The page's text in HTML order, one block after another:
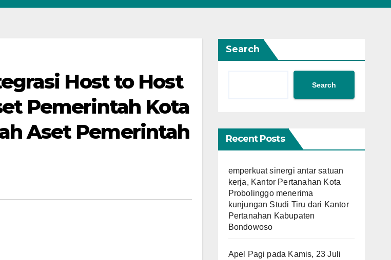
Host to Host
Pemerintah Kota
Aset Pemerintah
Search
Search
Recent Posts
emperkuat sinergi antar satuan
kerja, Kantor Pertanahan Kota
Probolinggo menerima
kunjungan Studi Tiru dari Kantor
Pertanahan Kabupaten
Bondowoso
Apel Pagi pada Kamis, 23 Juli